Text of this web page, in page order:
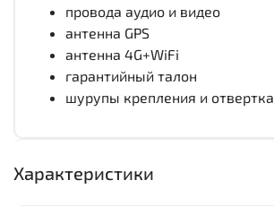
провода аудио и видео
антенна GPS
антенна 4G+WiFi
гарантийный талон
шурупы крепления и отвертка
Характеристики